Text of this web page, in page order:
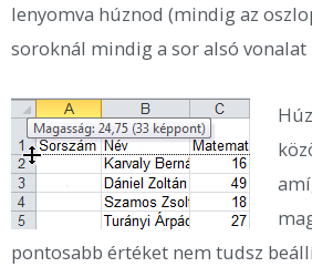
lenyomva húznod (mindig az
soroknál mindig a sor alsó vonalat
pontosabb értéket nem tudsz